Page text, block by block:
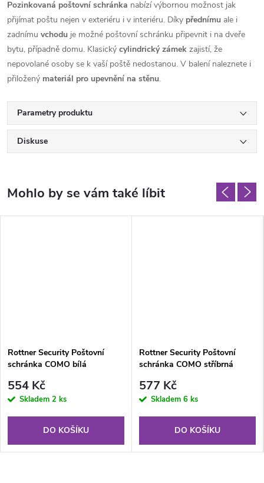
Pozinkovaná poštovní schránka nabízí výbornou možnost jak
přijímat poštu nejen v exteriéru i v interiéru. Díky přednímu ale i
zadnímu vchodu je možné poštovní schránku připevnit i na dveře
bytu, případně domu. Klasický cylindrický zámek zajistí, že
nepovolané osoby se k vaší poště nedostanou. V balení naleznete i
přiložený materiál pro upevnění na stěnu.
Parametry produktu
Diskuse
Rottner Security Poštovní
schránka COMO bílá
554 Kč
Skladem 2 ks
DO KOŠÍKU
Rottner Security Poštovní
schránka COMO stříbrná
577 Kč
Skladem 6 ks
DO KOŠÍKU